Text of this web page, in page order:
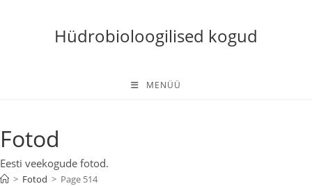
Hüdrobioloogilised kogud
MENÜÜ
Fotod
Eesti veekogude fotod.
> Fotod > Page 514